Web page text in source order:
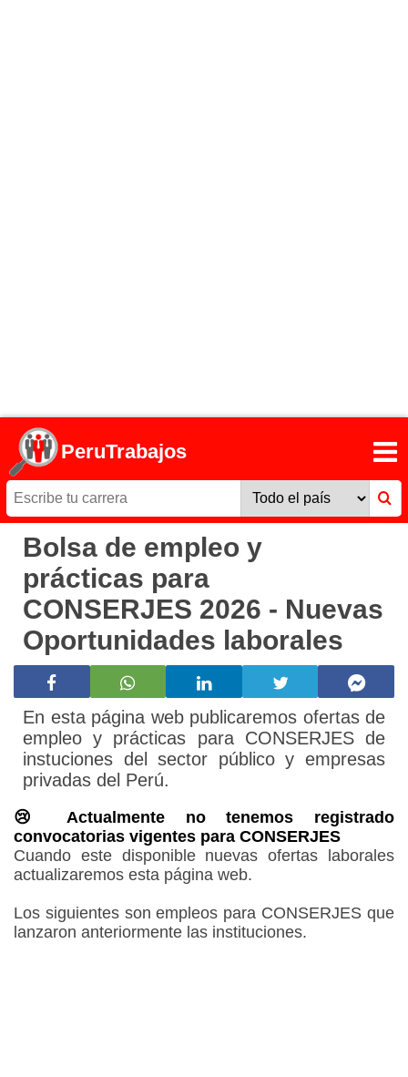
PeruTrabajos
Bolsa de empleo y
prácticas para
CONSERJES 2026 - Nuevas
Oportunidades laborales
En esta página web publicaremos ofertas de
empleo y prácticas para CONSERJES de
instuciones del sector público y empresas
privadas del Perú.
😢 Actualmente no tenemos registrado
convocatorias vigentes para CONSERJES
Cuando este disponible nuevas ofertas laborales
actualizaremos esta página web.
Los siguientes son empleos para CONSERJES que
lanzaron anteriormente las instituciones.